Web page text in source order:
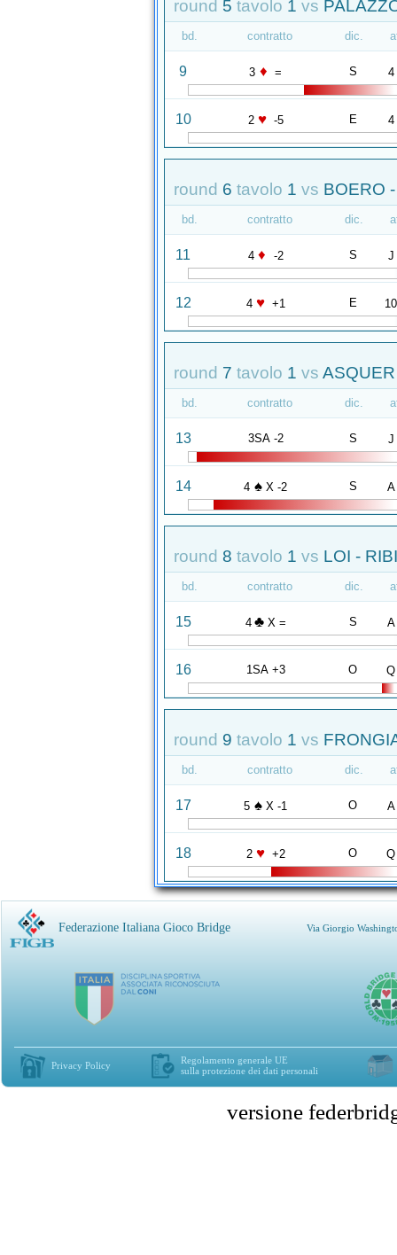
round 5 tavolo 1 vs
bd. contratto dic.
9 3 ♦ = S 4
10 2 ♥ -5 E 4
round 6 tavolo 1 vs BOERO
bd. contratto dic.
11 4 ♦ -2 S J
12 4 ♥ +1 E 10
round 7 tavolo 1 vs
bd. contratto dic.
13 3SA -2 S J
14 4 ♠ X -2 S A
round 8 tavolo 1 vs LOI -
bd. contratto dic.
15 4 ♣ X = S A
16 1SA +3 O Q
round 9 tavolo 1 vs
bd. contratto dic.
17 5 ♠ X -1 O A
18 2 ♥ +2 O Q
Federazione Italiana Gioco Bridge Via Giorgio
Privacy Policy
Regolamento generale UE
sulla protezione dei dati personali
versione